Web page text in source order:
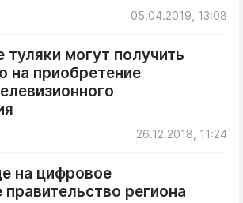
05.04.2019, 13:08
могут получить
на приобретение
26.12.2018, 11:24
на цифровое
правительство региона